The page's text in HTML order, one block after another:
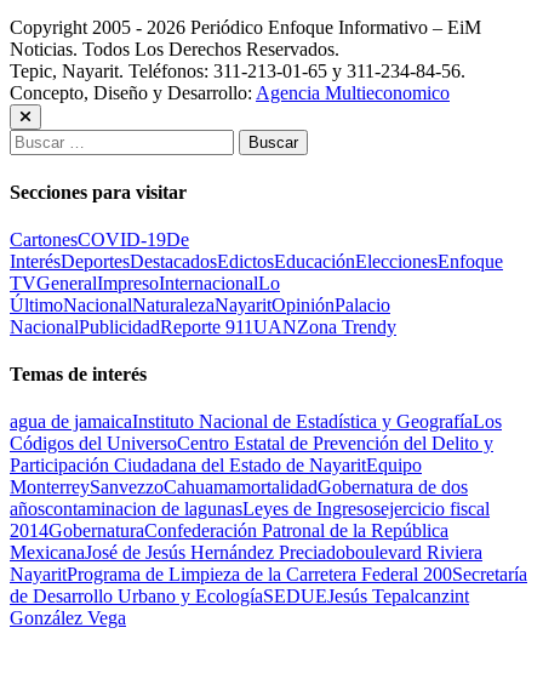
Copyright 2005 - 2026 Periódico Enfoque Informativo – EiM
Noticias. Todos Los Derechos Reservados.
Tepic, Nayarit. Teléfonos: 311-213-01-65 y 311-234-84-56.
Concepto, Diseño y Desarrollo: Agencia Multieconomico
Buscar:
Secciones para visitar
CartonesCOVID-19De
InterésDeportesDestacadosEdictosEducaciónEleccionesEnfoque
TVGeneralImpresoInternacionalLo
ÚltimoNacionalNaturalezaNayaritOpiniónPalacio
NacionalPublicidadReporte 911UANZona Trendy
Temas de interés
agua de jamaicaInstituto Nacional de Estadística y GeografíaLos
Códigos del UniversoCentro Estatal de Prevención del Delito y
Participación Ciudadana del Estado de NayaritEquipo
MonterreySanvezzoCahuamamortalidadGobernatura de dos
añoscontaminacion de lagunasLeyes de Ingresosejercicio fiscal
2014GobernaturaConfederación Patronal de la República
MexicanaJosé de Jesús Hernández Preciadoboulevard Riviera
NayaritPrograma de Limpieza de la Carretera Federal 200Secretaría
de Desarrollo Urbano y EcologíaSEDUEJesús Tepalcanzint
González Vega